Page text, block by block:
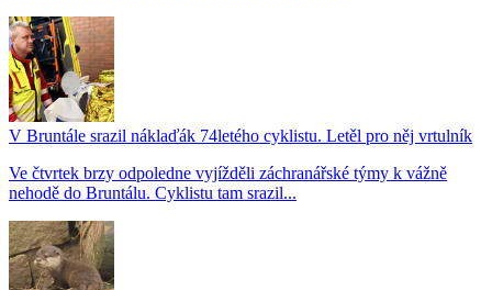
V Bruntále srazil náklaďák 74letého cyklistu. Letěl pro něj vrtulník
Ve čtvrtek brzy odpoledne vyjížděli záchranářské týmy k vážně
nehodě do Bruntálu. Cyklistu tam srazil...